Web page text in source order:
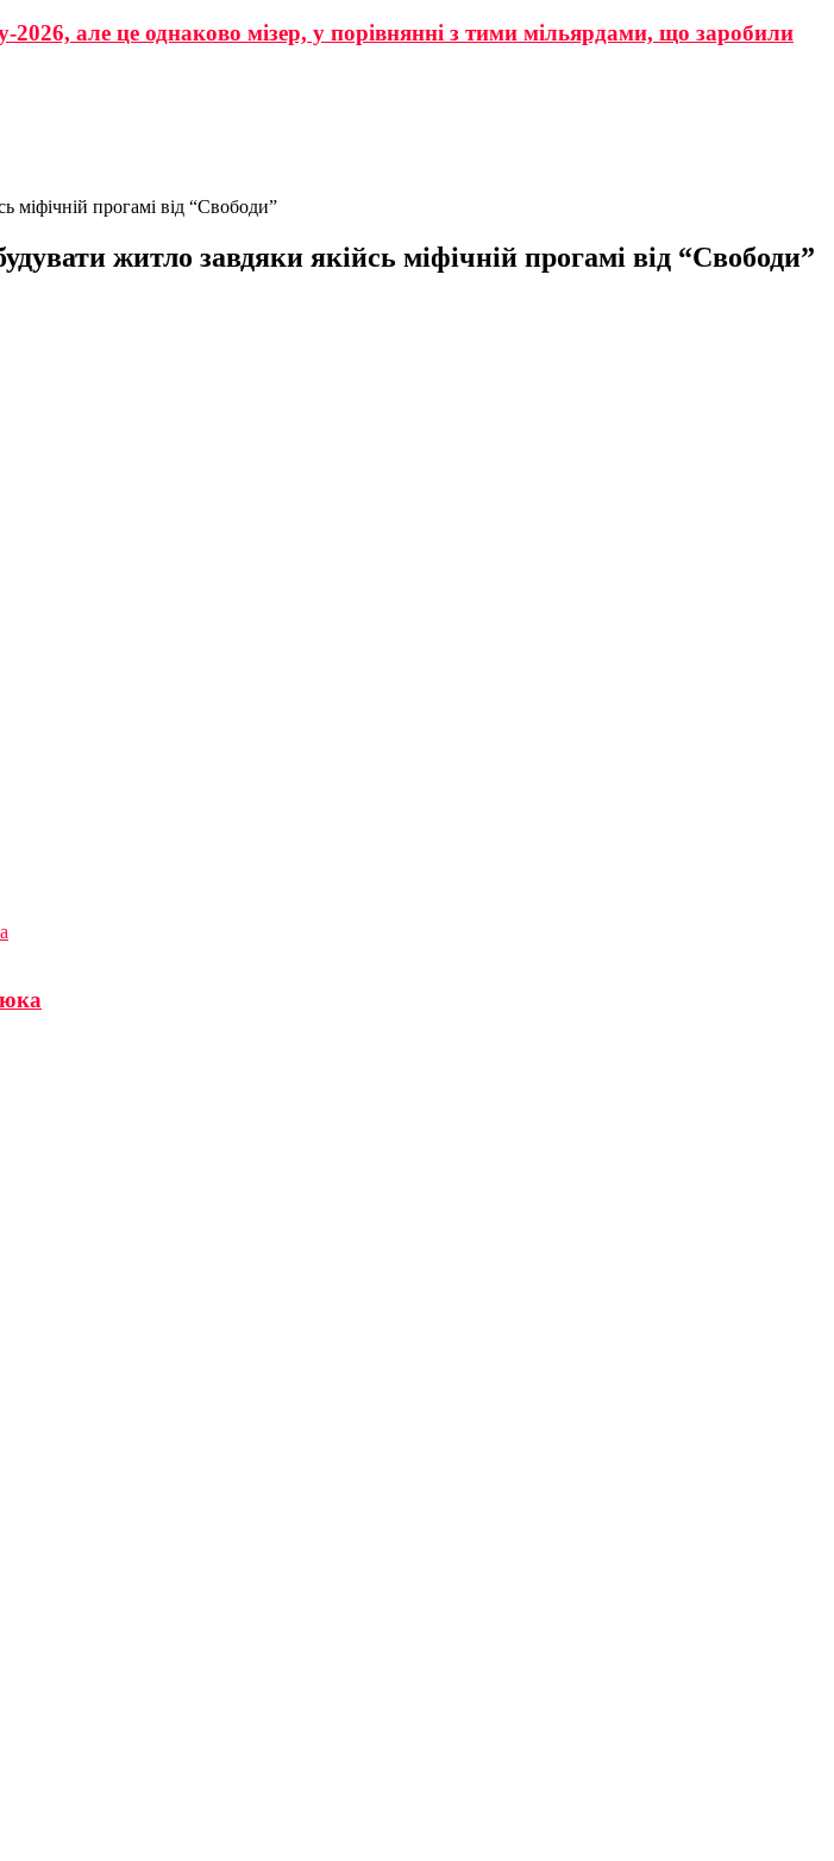
2026, але це однаково мізер, у порівнянні з тими мільярдами, що заробили
міфічній прогамі від “Свободи”
житло завдяки якійсь міфічній прогамі від “Свободи”